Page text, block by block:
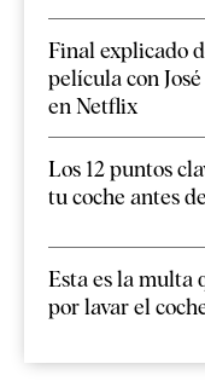
Final explicado
película con
en Netflix
Los 12 puntos
tu coche antes
Esta es la multa
por lavar el